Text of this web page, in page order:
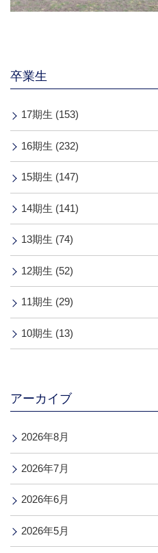
卒業生
17期生 (153)
16期生 (232)
15期生 (147)
14期生 (141)
13期生 (74)
12期生 (52)
11期生 (29)
10期生 (13)
アーカイブ
2026年8月
2026年7月
2026年6月
2026年5月